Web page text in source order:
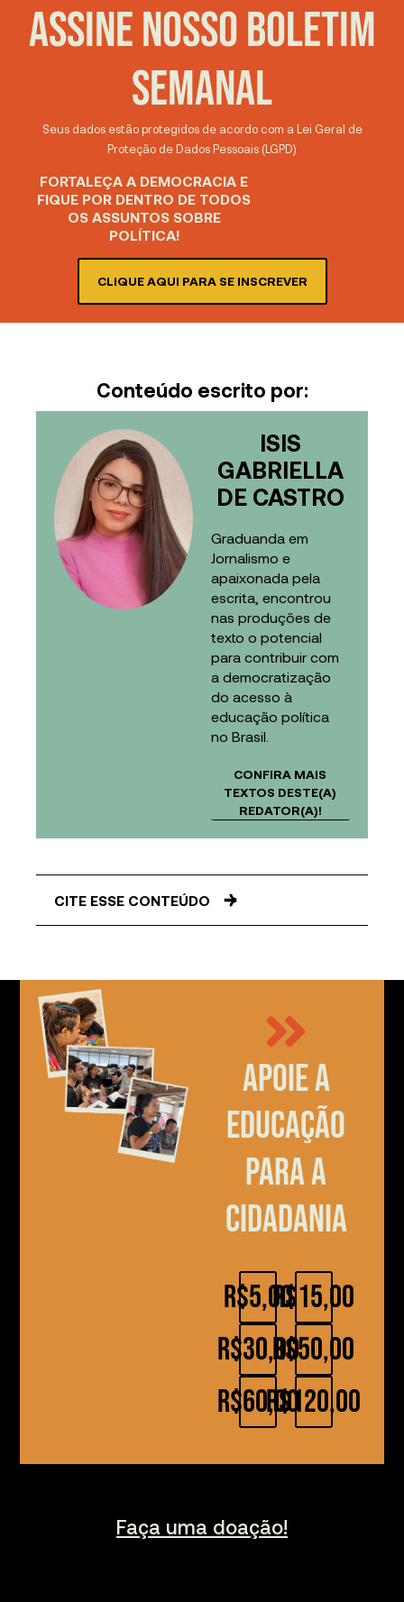
ASSINE NOSSO BOLETIM
SEMANAL
Seus dados estão protegidos de acordo com a Lei Geral de
Proteção de Dados Pessoais (LGPD)
FORTALEÇA A DEMOCRACIA E
FIQUE POR DENTRO DE TODOS
OS ASSUNTOS SOBRE
POLÍTICA!
CLIQUE AQUI PARA SE INSCREVER
Conteúdo escrito por:
ISIS
GABRIELLA
DE CASTRO
Graduanda em
Jornalismo e
apaixonada pela
escrita, encontrou
nas produções de
texto o potencial
para contribuir com
a democratização
do acesso à
educação política
no Brasil.
CONFIRA MAIS
TEXTOS DESTE(A)
REDATOR(A)!
CITE ESSE CONTEÚDO
Apoie a
educação
para a
cidadania
R$5,00
R$30,00
R$60,00
R$15,00
R$50,00
R$120,00
Faça uma doação!